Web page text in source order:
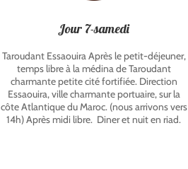
Jour 7-samedi
Taroudant Essaouira Après le petit-déjeuner,
temps libre à la médina de Taroudant
charmante petite cité fortifiée. Direction
Essaouira, ville charmante portuaire, sur la
côte Atlantique du Maroc. (nous arrivons vers
14h) Après midi libre. Diner et nuit en riad.